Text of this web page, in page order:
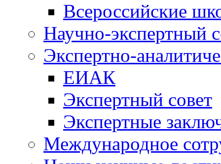
Всероссийские
Научно-экспертный
Экспертно-
ЕИАК
Экспертный совет
Экспертные
Международное